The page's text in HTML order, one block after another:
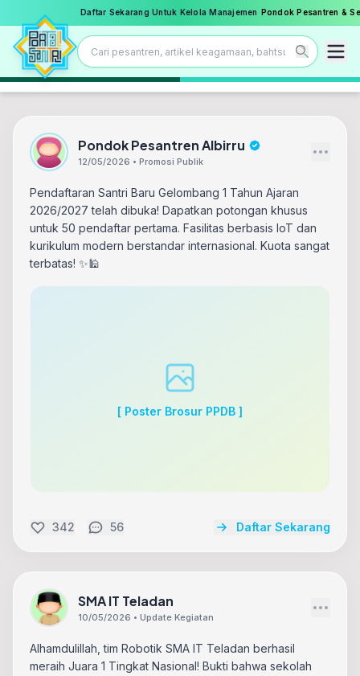
Daftar Sekarang Untuk Kelola Manajemen Pondok Pesantren &
Pondok Pesantren Albirru
12/05/2026 • Promosi Publik
Pendaftaran Santri Baru Gelombang 1 Tahun Ajaran
2026/2027 telah dibuka! Dapatkan potongan khusus
untuk 50 pendaftar pertama. Fasilitas berbasis IoT dan
kurikulum modern berstandar internasional. Kuota sangat
terbatas! ✨🕌
[ Poster Brosur PPDB ]
342 56 Daftar Sekarang
SMA IT Teladan
10/05/2026 • Update Kegiatan
Alhamdulillah, tim Robotik SMA IT Teladan berhasil
meraih Juara 1 Tingkat Nasional! Bukti bahwa sekolah